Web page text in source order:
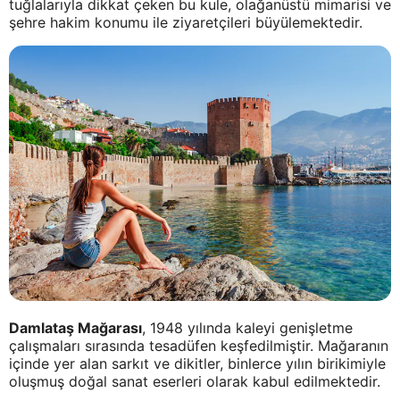
tuğlalarıyla dikkat çeken bu kule, olağanüstü mimarisi ve
şehre hakim konumu ile ziyaretçileri büyülemektedir.
Damlataş Mağarası, 1948 yılında kaleyi genişletme
çalışmaları sırasında tesadüfen keşfedilmiştir. Mağaranın
içinde yer alan sarkıt ve dikitler, binlerce yılın birikimiyle
oluşmuş doğal sanat eserleri olarak kabul edilmektedir.